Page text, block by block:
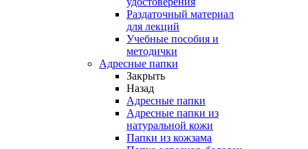
Раздаточный материал
для лекций
Учебные пособия и
методички
Адресные папки
Закрыть
Назад
Адресные папки
Адресные папки из
натуральной кожи
Папки из кожзама